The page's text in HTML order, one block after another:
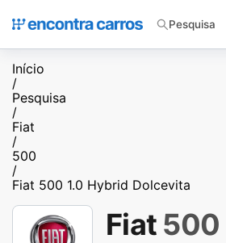
Pesquisa
Início
/
Pesquisa
/
Fiat
/
500
/
Fiat 500 1.0 Hybrid Dolcevita
Fiat 500